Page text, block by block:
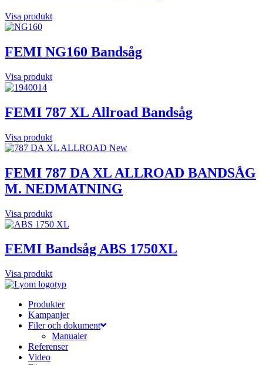
Visa produkt
FEMI NG160 Bandsåg
Visa produkt
FEMI 787 XL Allroad Bandsåg
Visa produkt
FEMI 787 DA XL ALLROAD BANDSÅG
M. NEDMATNING
Visa produkt
FEMI Bandsåg ABS 1750XL
Visa produkt
Produkter
Kampanjer
Filer och dokument
Manualer
Referenser
Video